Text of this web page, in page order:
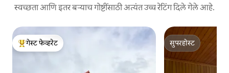
स्वच्छता आणि इतर बऱ्याच गोष्टींसाठी अत्यंत उच्च रेटिंग दिले गेले आहे.
टॉप गेस्ट फेव्हरेट
गेस्ट फेव्हरेट
सुपरहोस्ट
सुपरहोस्ट